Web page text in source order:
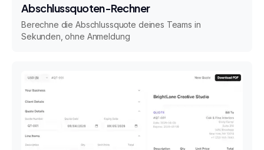
Abschlussquoten-Rechner
Berechne die Abschlussquote deines Teams in
Sekunden, ohne Anmeldung